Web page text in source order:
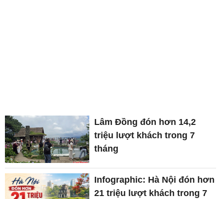
Lâm Đồng đón hơn 14,2
triệu lượt khách trong 7
tháng
Infographic: Hà Nội đón hơn
21 triệu lượt khách trong 7